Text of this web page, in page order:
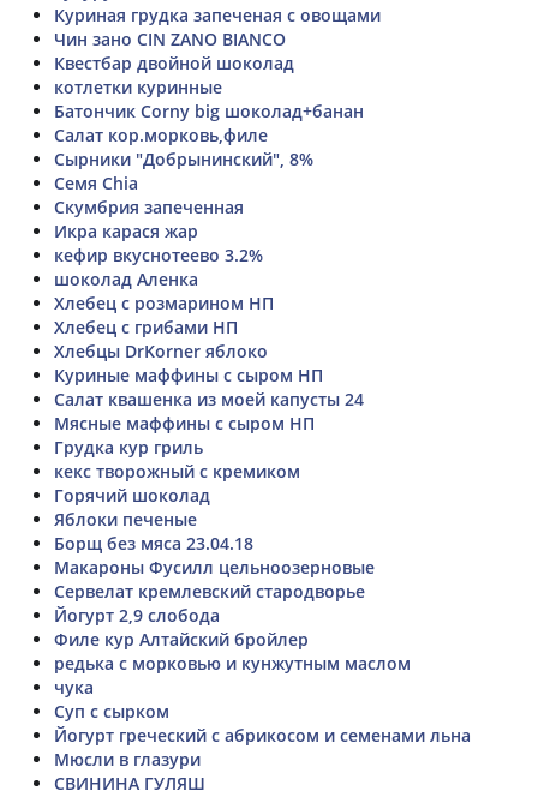
Куриная грудка запеченая с овощами
Чин зано CIN ZANO BIANCO
Квестбар двойной шоколад
котлетки куринные
Батончик Corny big шоколад+банан
Салат кор.морковь,филе
Сырники "Добрынинский", 8%
Семя Chia
Скумбрия запеченная
Икра карася жар
кефир вкуснотеево 3.2%
шоколад Аленка
Хлебец с розмарином НП
Хлебец с грибами НП
Хлебцы DrKorner яблоко
Куриные маффины с сыром НП
Салат квашенка из моей капусты 24
Мясные маффины с сыром НП
Грудка кур гриль
кекс творожный с кремиком
Горячий шоколад
Яблоки печеные
Борщ без мяса 23.04.18
Макароны Фусилл цельноозерновые
Сервелат кремлевский стародворье
Йогурт 2,9 слобода
Филе кур Алтайский бройлер
редька с морковью и кунжутным маслом
чука
Суп с сырком
Йогурт греческий с абрикосом и семенами льна
Мюсли в глазури
СВИНИНА ГУЛЯШ